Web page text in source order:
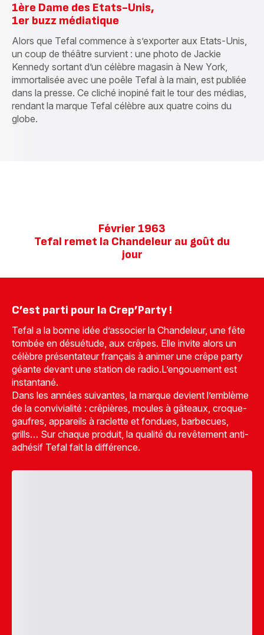
1ère Dame des Etats-Unis,
1er buzz médiatique
Alors que Tefal commence à s’exporter aux Etats-Unis,
un coup de théâtre survient : une photo de Jackie
Kennedy sortant d’un célèbre magasin à New York,
immortalisée avec une poêle Tefal à la main, est publiée
dans la presse. Ce cliché inopiné fait le tour des médias,
rendant la marque Tefal célèbre aux quatre coins du
globe.
Février 1963
Tefal remet la Chandeleur au goût du
jour
C’est parti pour la Crep’Party !
Tefal a la bonne idée d’associer la Chandeleur, une fête
tombée en désuétude, aux crêpes. Elle invite alors un
célèbre présentateur français à animer une crêpe party
géante devant une station de radio.L’engouement est
instantané.
Dans les années suivantes, la marque devient l’emblème
de la convivialité : crêpières, moules à gâteaux, croque-
gaufres, appareils à raclette et fondues, barbecues,
grills… Sur chaque produit, la qualité du revêtement anti-
adhésif Tefal fait la différence.